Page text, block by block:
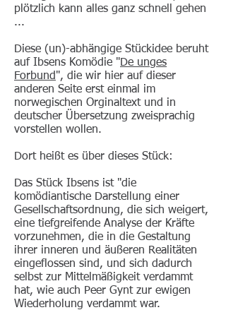
plötzlich kann alles ganz schnell gehen
...
Diese (un)-abhängige Stückidee beruht
auf Ibsens Komödie "De unges
Forbund", die wir hier auf dieser
anderen Seite erst einmal im
norwegischen Orginaltext und in
deutscher Übersetzung zweisprachig
vorstellen wollen.
Dort heißt es über dieses Stück:
Das Stück Ibsens ist "die
komödiantische Darstellung einer
Gesellschaftsordnung, die sich weigert,
eine tiefgreifende Analyse der Kräfte
vorzunehmen, die in die Gestaltung
ihrer inneren und äußeren Realitäten
eingeflossen sind, und sich dadurch
selbst zur Mittelmäßigkeit verdammt
hat, wie auch Peer Gynt zur ewigen
Wiederholung verdammt war.